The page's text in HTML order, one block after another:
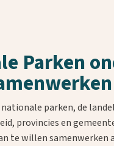
Parken
parken, de
provincies en
te willen samenwerken